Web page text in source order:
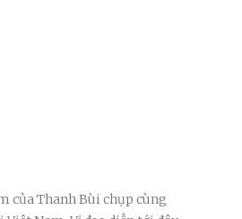
của Thanh Bùi chụp cùng